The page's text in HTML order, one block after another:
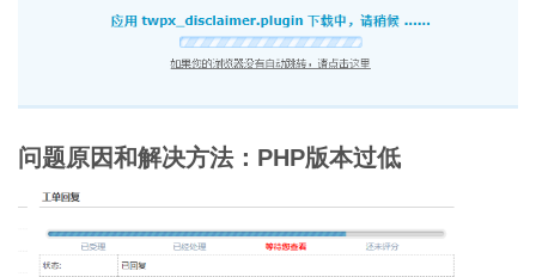
问题原因和解决方法：PHP版本过低